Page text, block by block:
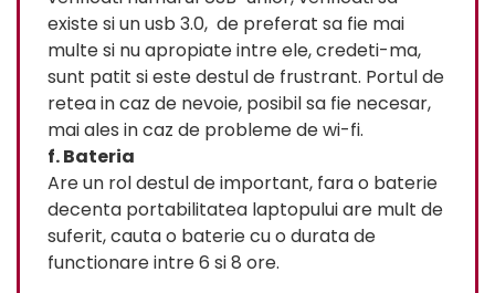
existe si un usb 3.0, de preferat sa fie mai
multe si nu apropiate intre ele, credeti-ma,
sunt patit si este destul de frustrant. Portul de
retea in caz de nevoie, posibil sa fie necesar,
mai ales in caz de probleme de wi-fi.
f. Bateria
Are un rol destul de important, fara o baterie
decenta portabilitatea laptopului are mult de
suferit, cauta o baterie cu o durata de
functionare intre 6 si 8 ore.